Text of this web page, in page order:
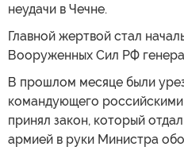
неудачи в Чечне.
Главной жертвой стал
Вооруженных Сил РФ
В прошлом месяце были
командующего
принял закон, который
армией в руки Министра